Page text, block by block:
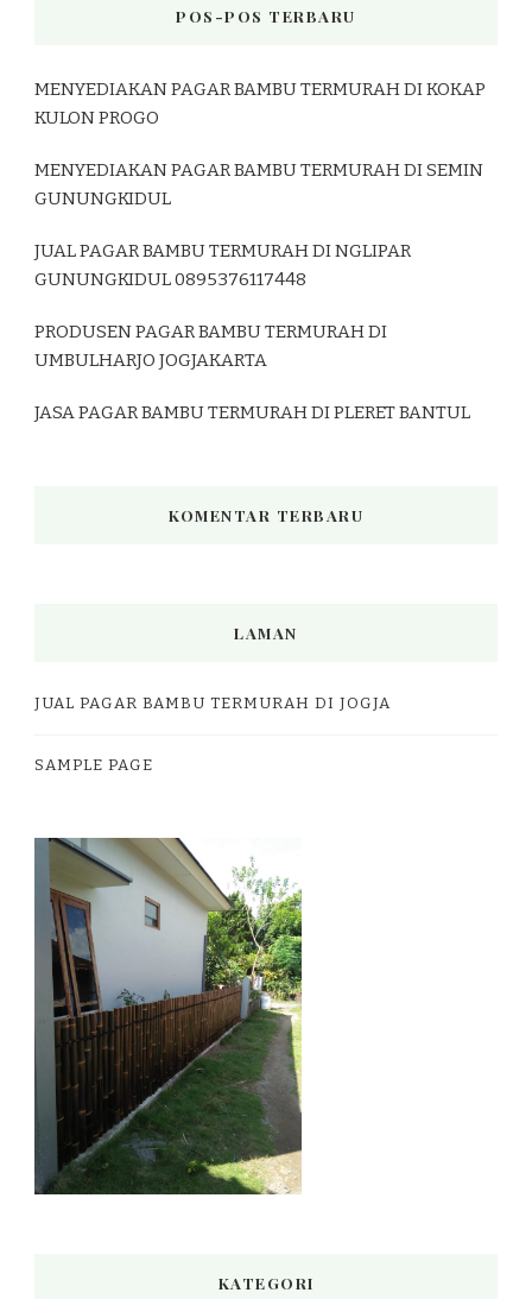
POS-POS TERBARU
MENYEDIAKAN PAGAR BAMBU TERMURAH DI KOKAP
KULON PROGO
MENYEDIAKAN PAGAR BAMBU TERMURAH DI SEMIN
GUNUNGKIDUL
JUAL PAGAR BAMBU TERMURAH DI NGLIPAR
GUNUNGKIDUL 0895376117448
PRODUSEN PAGAR BAMBU TERMURAH DI
UMBULHARJO JOGJAKARTA
JASA PAGAR BAMBU TERMURAH DI PLERET BANTUL
KOMENTAR TERBARU
LAMAN
JUAL PAGAR BAMBU TERMURAH DI JOGJA
SAMPLE PAGE
KATEGORI